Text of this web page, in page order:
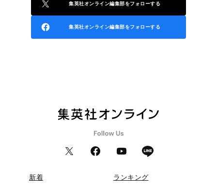
集英社オンライン編集部をフォローする
集英社オンライン編集部をフォローする
新着 ランキング